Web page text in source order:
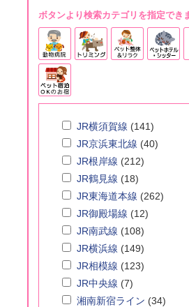
ボタンより検索カテゴリを指定でき
JR横須賀線 (141)
JR京浜東北線 (40)
JR根岸線 (212)
JR鶴見線 (18)
JR東海道本線 (262)
JR御殿場線 (12)
JR南武線 (108)
JR横浜線 (149)
JR相模線 (123)
JR中央線 (7)
湘南新宿ライン (34)